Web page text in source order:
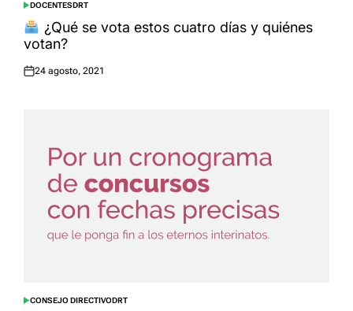
POSTED
IN
DOCENTESDRT
¿Qué se vota estos cuatro días y quiénes
votan?
Posted
24 agosto, 2021
POSTED
CONSEJO DIRECTIVODRT